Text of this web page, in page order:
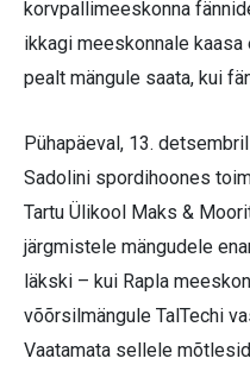
korvpallimeeskonna
ikkagi meeskonnale
pealt mängule saata, kui
Pühapäeval, 13.
Sadolini spordihoones
Tartu Ülikool Maks &
järgmistele mängudele
läkski – kui Rapla
võõrsilmängule TalTechi
Vaatamata sellele